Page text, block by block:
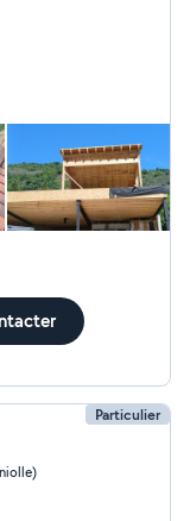
je m'occupe de
sol,
planning, zéro
et nettoyé
et respect des
Contactez-
devis gratuit et
Particulier